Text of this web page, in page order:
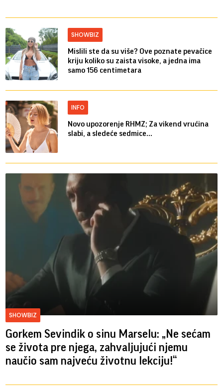
SHOWBIZ
Mislili ste da su više? Ove poznate pevačice
kriju koliko su zaista visoke, a jedna ima
samo 156 centimetara
INFO
Novo upozorenje RHMZ; Za vikend vrućina
slabi, a sledeće sedmice...
SHOWBIZ
Gorkem Sevindik o sinu Marselu: „Ne sećam
se života pre njega, zahvaljujući njemu
naučio sam najveću životnu lekciju!“